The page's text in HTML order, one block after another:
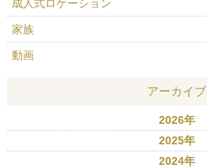
成人式ロケーション
家族
動画
アーカイブ
2026年
2025年
2024年